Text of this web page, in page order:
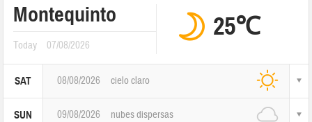
Montequinto
Today 07/08/2026
25℃
SAT 08/08/2026 cielo claro
SUN 09/08/2026 nubes dispersas